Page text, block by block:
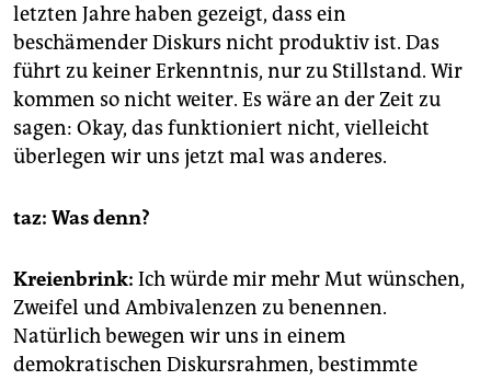
letzten Jahre haben gezeigt, dass ein
beschämender Diskurs nicht produktiv ist. Das
führt zu keiner Erkenntnis, nur zu Stillstand. Wir
kommen so nicht weiter. Es wäre an der Zeit zu
sagen: Okay, das funktioniert nicht, vielleicht
überlegen wir uns jetzt mal was anderes.
taz: Was denn?
Kreienbrink: Ich würde mir mehr Mut wünschen,
Zweifel und Ambivalenzen zu benennen.
Natürlich bewegen wir uns in einem
demokratischen Diskursrahmen, bestimmte